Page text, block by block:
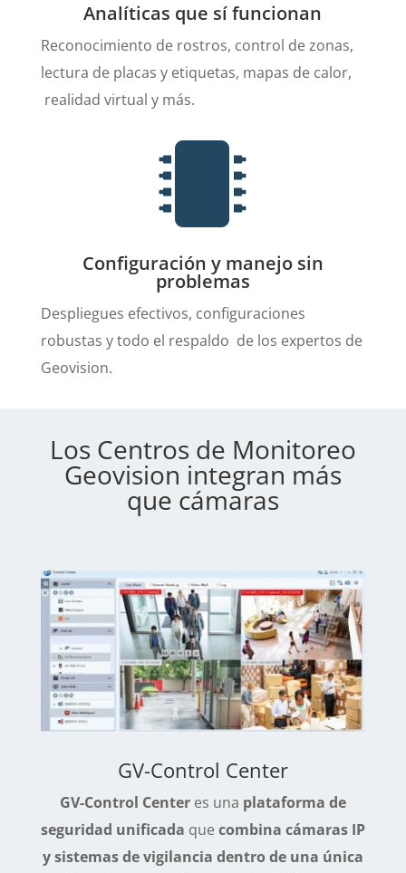
Analíticas que sí funcionan
Reconocimiento de rostros, control de zonas,
lectura de placas y etiquetas, mapas de calor,
realidad virtual y más.

Configuración y manejo sin
problemas
Despliegues efectivos, configuraciones
robustas y todo el respaldo de los expertos de
Geovision.
Los Centros de Monitoreo
Geovision integran más
que cámaras
GV-Control Center
GV-Control Centeres una plataforma de
seguridad unificada que combina cámaras IP
y sistemas de vigilancia dentro de una única